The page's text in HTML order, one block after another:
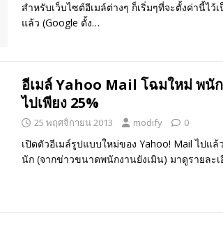
สำหรับเว็บไซต์อีเมล์ต่างๆ ก็เริ่มๆที่จะตั้งค่านี้ไว้
แล้ว (Google ตั้ง…
อีเมล์ Yahoo Mail โฉมใหม่ พนั
ไปเพียง 25%
25 พฤศจิกายน 2013 modify 0
เปิดตัวอีเมล์รูปแบบใหม่ของ Yahoo! Mail ไปแ
นัก (จากข่าวขนาดพนักงานยังเมิน) มาดูรายละ